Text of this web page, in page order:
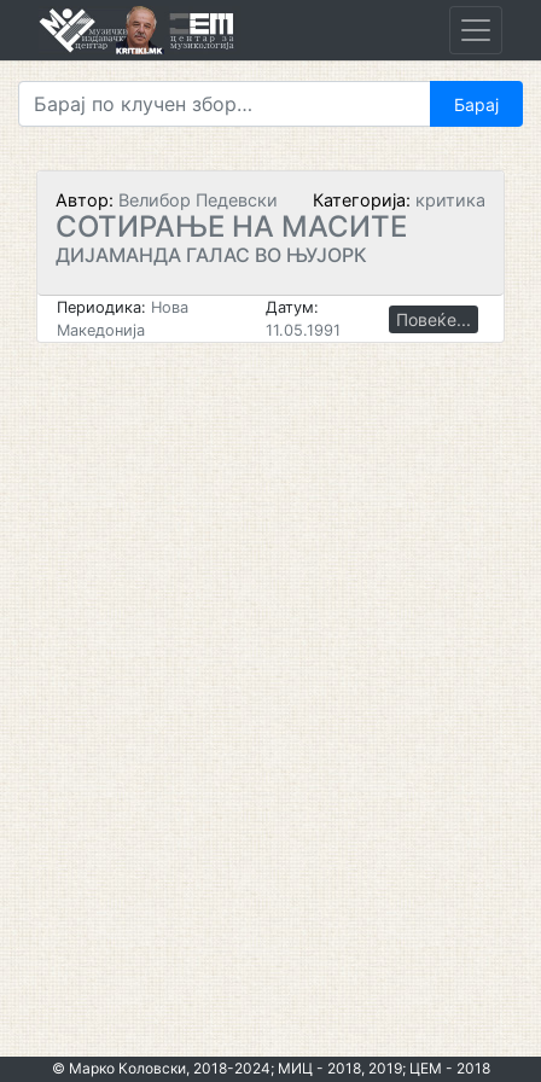
Автор: Велибор Педевски Категорија: критика
СОТИРАЊЕ НА МАСИТЕ
ДИЈАМАНДА ГАЛАС ВО ЊУЈОРК
Периодика: Нова
Македонија
Датум:
11.05.1991
Повеќе...
© Марко Коловски, 2018-2024; МИЦ - 2018, 2019; ЦЕМ - 2018